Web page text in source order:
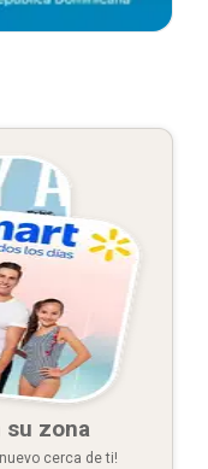
su zona
cerca de ti!